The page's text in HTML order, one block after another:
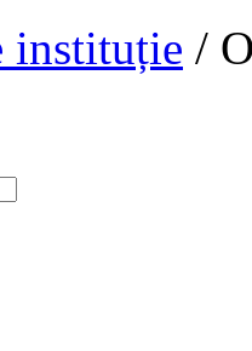
instituție /